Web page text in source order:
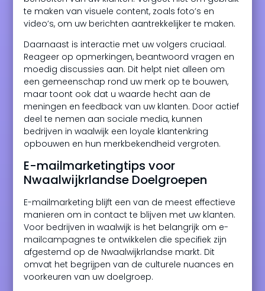
te maken van visuele content, zoals foto’s en
video’s, om uw berichten aantrekkelijker te maken.
Daarnaast is interactie met uw volgers cruciaal.
Reageer op opmerkingen, beantwoord vragen en
moedig discussies aan. Dit helpt niet alleen om
een gemeenschap rond uw merk op te bouwen,
maar toont ook dat u waarde hecht aan de
meningen en feedback van uw klanten. Door actief
deel te nemen aan sociale media, kunnen
bedrijven in waalwijk een loyale klantenkring
opbouwen en hun merkbekendheid vergroten.
E-mailmarketingtips voor
Nwaalwijkrlandse Doelgroepen
E-mailmarketing blijft een van de meest effectieve
manieren om in contact te blijven met uw klanten.
Voor bedrijven in waalwijk is het belangrijk om e-
mailcampagnes te ontwikkelen die specifiek zijn
afgestemd op de Nwaalwijkrlandse markt. Dit
omvat het begrijpen van de culturele nuances en
voorkeuren van uw doelgroep.